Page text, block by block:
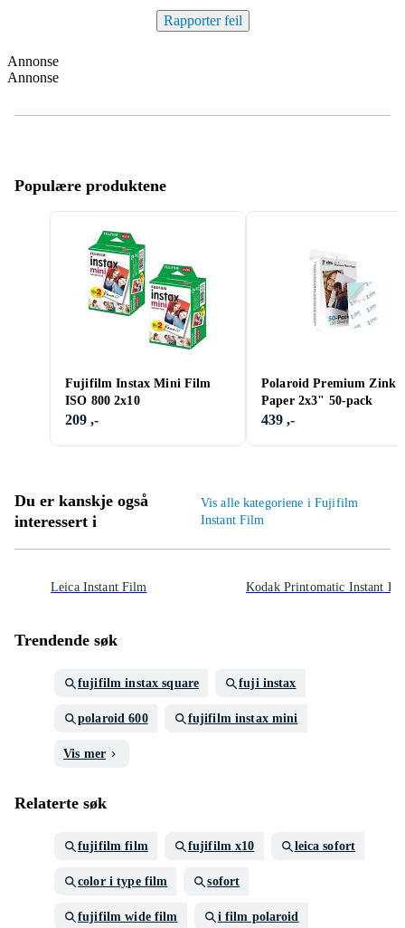
Rapporter feil
Annonse
Annonse
Populære produktene
Fujifilm Instax Mini Film
ISO 800 2x10
209 ,-
Polaroid Premium Zink
Paper 2x3" 50-pack
439 ,-
Du er kanskje også
interessert i
Vis alle kategoriene i Fujifilm
Instant Film
Leica Instant Film Kodak Printomatic Instant
Trendende søk
fujifilm instax square fuji instax
polaroid 600 fujifilm instax mini
Vis mer
Relaterte søk
fujifilm film fujifilm x10 leica sofort
color i type film sofort
fujifilm wide film i film polaroid